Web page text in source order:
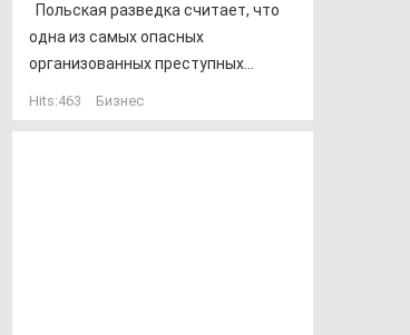
Польская разведка считает, что
одна из самых опасных
организованных преступных...
Hits:463 Бизнес